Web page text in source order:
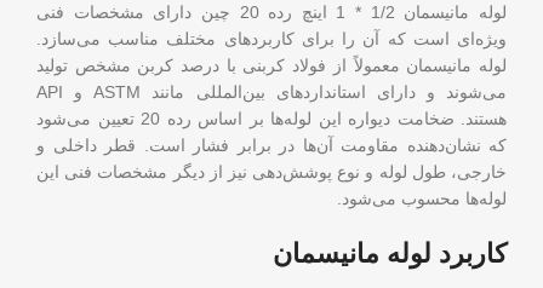
لوله مانیسمان 1/2 * 1 اینچ رده 20 چین دارای مشخصات فنی
ویژه‌ای است که آن را برای کاربردهای مختلف مناسب می‌سازد.
لوله مانیسمان معمولاً از فولاد کربنی با درصد کربن مشخص تولید
می‌شوند و دارای استانداردهای بین‌المللی مانند ASTM و API
هستند. ضخامت دیواره این لوله‌ها بر اساس رده 20 تعیین می‌شود
که نشان‌دهنده مقاومت آن‌ها در برابر فشار است. قطر داخلی و
خارجی، طول لوله و نوع پوشش‌دهی نیز از دیگر مشخصات فنی این
لوله‌ها محسوب می‌شود.
کاربرد لوله مانیسمان